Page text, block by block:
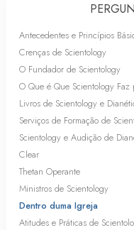
Antecedentes e Princípios
Crenças de Scientology
O Fundador de Scientology
O Que é Que Scientology
Livros de Scientology e
Serviços de Formação de
Scientology e Audição de
Clear
Thetan Operante
Ministros de Scientology
Dentro duma Igreja
Atitudes e Práticas de